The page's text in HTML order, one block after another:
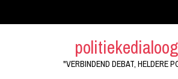
"VERBINDEND DEBAT, HELDERE